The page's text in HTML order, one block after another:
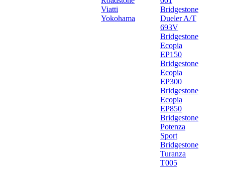
Viatti
Yokohama
Bridgestone
Dueler A/T
693V
Bridgestone
Ecopia
EP150
Bridgestone
Ecopia
EP300
Bridgestone
Ecopia
EP850
Bridgestone
Potenza
Sport
Bridgestone
Turanza
T005